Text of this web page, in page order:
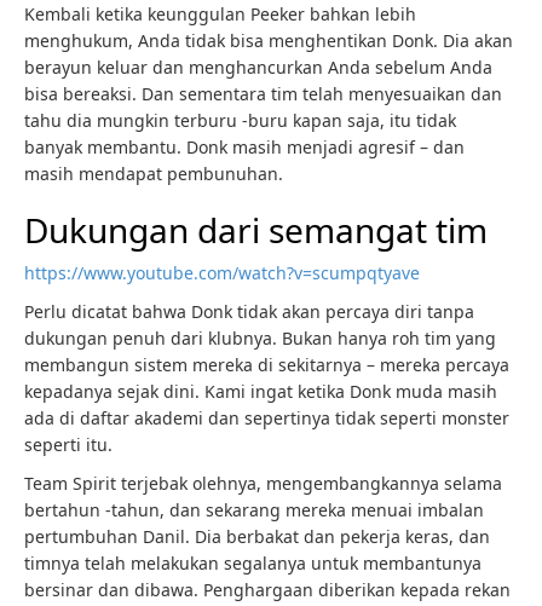
Kembali ketika keunggulan Peeker bahkan lebih
menghukum, Anda tidak bisa menghentikan Donk. Dia akan
berayun keluar dan menghancurkan Anda sebelum Anda
bisa bereaksi. Dan sementara tim telah menyesuaikan dan
tahu dia mungkin terburu -buru kapan saja, itu tidak
banyak membantu. Donk masih menjadi agresif – dan
masih mendapat pembunuhan.
Dukungan dari semangat tim
https://www.youtube.com/watch?v=scumpqtyave
Perlu dicatat bahwa Donk tidak akan percaya diri tanpa
dukungan penuh dari klubnya. Bukan hanya roh tim yang
membangun sistem mereka di sekitarnya – mereka percaya
kepadanya sejak dini. Kami ingat ketika Donk muda masih
ada di daftar akademi dan sepertinya tidak seperti monster
seperti itu.
Team Spirit terjebak olehnya, mengembangkannya selama
bertahun -tahun, dan sekarang mereka menuai imbalan
pertumbuhan Danil. Dia berbakat dan pekerja keras, dan
timnya telah melakukan segalanya untuk membantunya
bersinar dan dibawa. Penghargaan diberikan kepada rekan